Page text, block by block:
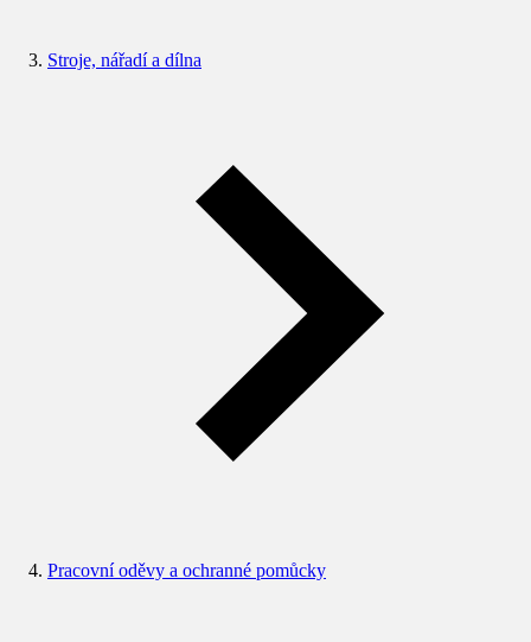
Stroje, nářadí a dílna
Pracovní oděvy a ochranné pomůcky